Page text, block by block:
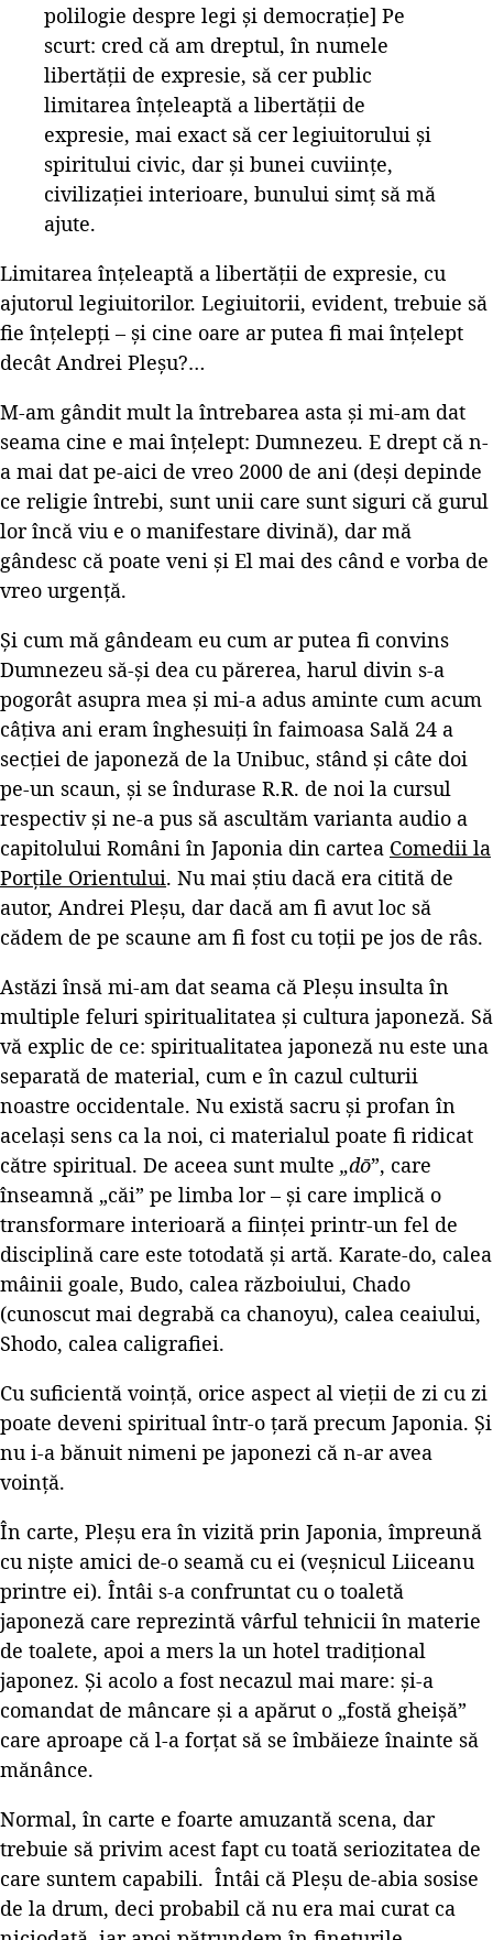
polilogie despre legi și democrație] Pe
scurt: cred că am dreptul, în numele
libertăţii de expresie, să cer public
limitarea înţeleaptă a libertăţii de
expresie, mai exact să cer legiuitorului şi
spiritului civic, dar şi bunei cuviinţe,
civilizaţiei interioare, bunului simţ să mă
ajute.
Limitarea înțeleaptă a libertății de expresie, cu
ajutorul legiuitorilor. Legiuitorii, evident, trebuie să
fie înțelepți – și cine oare ar putea fi mai înțelept
decât Andrei Pleșu?…
M-am gândit mult la întrebarea asta și mi-am dat
seama cine e mai înțelept: Dumnezeu. E drept că n-
a mai dat pe-aici de vreo 2000 de ani (deși depinde
ce religie întrebi, sunt unii care sunt siguri că gurul
lor încă viu e o manifestare divină), dar mă
gândesc că poate veni și El mai des când e vorba de
vreo urgență.
Și cum mă gândeam eu cum ar putea fi convins
Dumnezeu să-și dea cu părerea, harul divin s-a
pogorât asupra mea și mi-a adus aminte cum acum
câțiva ani eram înghesuiți în faimoasa Sală 24 a
secției de japoneză de la Unibuc, stând și câte doi
pe-un scaun, și se îndurase R.R. de noi la cursul
respectiv și ne-a pus să ascultăm varianta audio a
capitolului Români în Japonia din cartea Comedii la
Porțile Orientului. Nu mai știu dacă era citită de
autor, Andrei Pleșu, dar dacă am fi avut loc să
cădem de pe scaune am fi fost cu toții pe jos de râs.
Astăzi însă mi-am dat seama că Pleșu insulta în
multiple feluri spiritualitatea și cultura japoneză. Să
vă explic de ce: spiritualitatea japoneză nu este una
separată de material, cum e în cazul culturii
noastre occidentale. Nu există sacru și profan în
același sens ca la noi, ci materialul poate fi ridicat
către spiritual. De aceea sunt multe „dō”, care
înseamnă „căi” pe limba lor – și care implică o
transformare interioară a ființei printr-un fel de
disciplină care este totodată și artă. Karate-do, calea
mâinii goale, Budo, calea războiului, Chado
(cunoscut mai degrabă ca chanoyu), calea ceaiului,
Shodo, calea caligrafiei.
Cu suficientă voință, orice aspect al vieții de zi cu zi
poate deveni spiritual într-o țară precum Japonia. Și
nu i-a bănuit nimeni pe japonezi că n-ar avea
voință.
În carte, Pleșu era în vizită prin Japonia, împreună
cu niște amici de-o seamă cu ei (veșnicul Liiceanu
printre ei). Întâi s-a confruntat cu o toaletă
japoneză care reprezintă vârful tehnicii în materie
de toalete, apoi a mers la un hotel tradițional
japonez. Și acolo a fost necazul mai mare: și-a
comandat de mâncare și a apărut o „fostă gheișă”
care aproape că l-a forțat să se îmbăieze înainte să
mănânce.
Normal, în carte e foarte amuzantă scena, dar
trebuie să privim acest fapt cu toată seriozitatea de
care suntem capabili. Întâi că Pleșu de-abia sosise
de la drum, deci probabil că nu era mai curat ca